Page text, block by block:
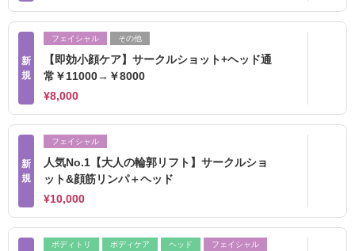
新
規
フェイシャル その他
【即効小顔ケア】サークルショット+ヘッド通
常￥11000→￥8000
¥8,000
新
規
フェイシャル
人気No.1【大人の輪郭リフト】サークルショ
ット&顔筋リンパ＋ヘッド
¥10,000
ボディトリ ボディケア ヘッド
フェイシャル